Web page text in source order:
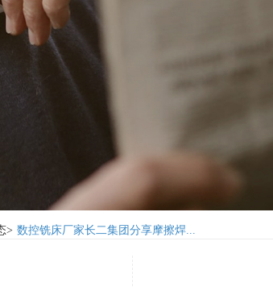
> 数控铣床厂家长二集团分享摩擦焊...